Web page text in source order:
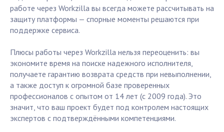
работе через Workzilla вы всегда можете рассчитывать на
защиту платформы — спорные моменты решаются при
поддержке сервиса.
Плюсы работы через Workzilla нельзя переоценить: вы
экономите время на поиске надежного исполнителя,
получаете гарантию возврата средств при невыполнении,
а также доступ к огромной базе проверенных
профессионалов с опытом от 14 лет (с 2009 года). Это
значит, что ваш проект будет под контролем настоящих
экспертов с подтверждёнными компетенциями.